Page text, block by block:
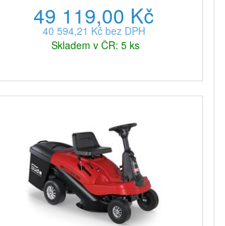
49 119,00 Kč
40 594,21 Kč bez DPH
Skladem v ČR: 5 ks